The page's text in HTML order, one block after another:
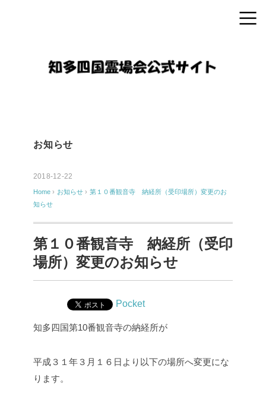
お知らせ
2018-12-22
Home › お知らせ › 第１０番観音寺 納経所（受印場所）変更のお
知らせ
第１０番観音寺 納経所（受印
場所）変更のお知らせ
Pocket
知多四国第10番観音寺の納経所が
平成３１年３月１６日より以下の場所へ変更にな
ります。